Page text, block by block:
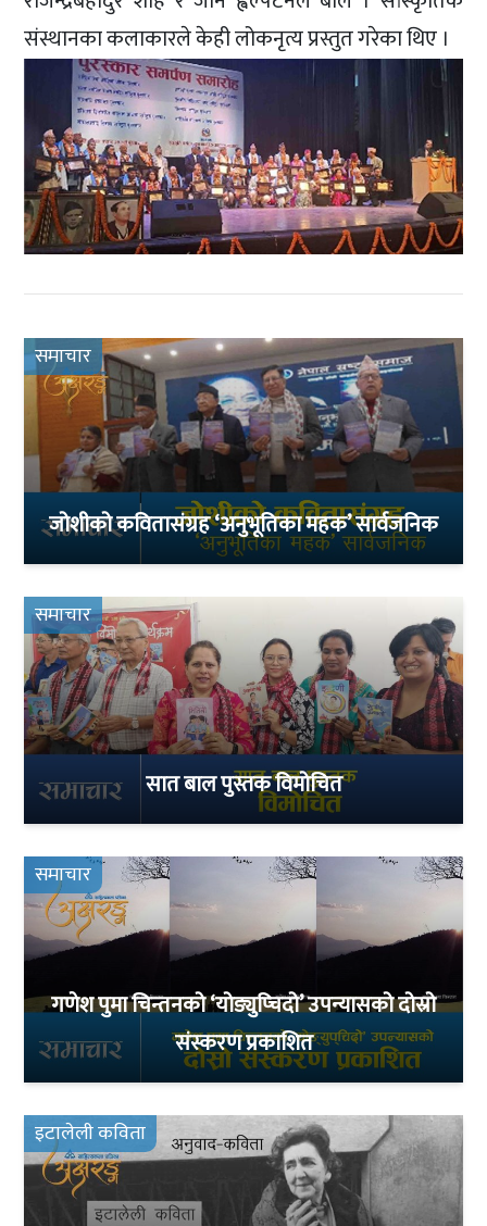
संस्थानका कलाकारले केही लोकनृत्य प्रस्तुत गरेका थिए ।
समाचार
जोशीको कवितासंग्रह ‘अनुभूतिका महक’ सार्वजनिक
समाचार
सात बाल पुस्तक विमोचित
समाचार
गणेश पुमा चिन्तनको ‘योङ्युप्चिदो’ उपन्यासको दोस्रो
संस्करण प्रकाशित
इटालेली कविता